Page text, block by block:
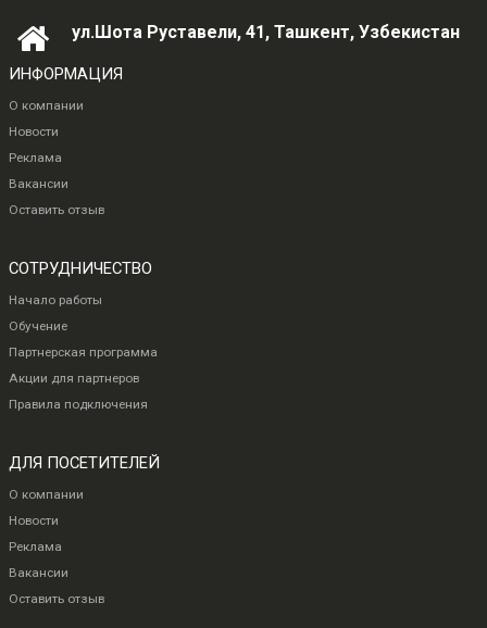
ул.Шота Руставели, 41, Ташкент, Узбекистан
ИНФОРМАЦИЯ
О компании
Новости
Реклама
Вакансии
Оставить отзыв
СОТРУДНИЧЕСТВО
Начало работы
Обучение
Партнерская программа
Акции для партнеров
Правила подключения
ДЛЯ ПОСЕТИТЕЛЕЙ
О компании
Новости
Реклама
Вакансии
Оставить отзыв